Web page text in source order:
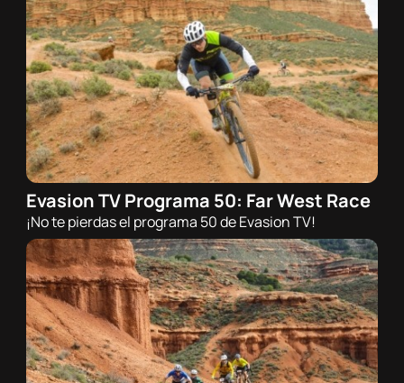
05/03/2026 - 21:00h
Trail
Evasion TV Programa 50: Far West Race
¡No te pierdas el programa 50 de Evasion TV!